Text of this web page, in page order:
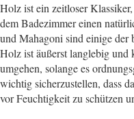
Holz ist ein zeitloser
dem Badezimmer einen
und Mahagoni sind einige der
Holz ist äußerst langlebig und
umgehen, solange es
wichtig sicherzustellen, dass
vor Feuchtigkeit zu schützen